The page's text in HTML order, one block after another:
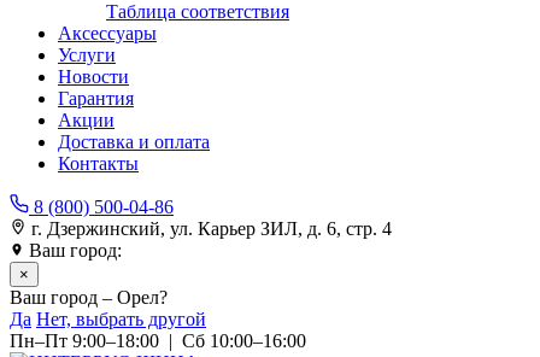
Таблица соответствия
Аксессуары
Услуги
Новости
Гарантия
Акции
Доставка и оплата
Контакты
8 (800) 500-04-86
г. Дзержинский, ул. Карьер ЗИЛ, д. 6, стр. 4
Ваш город:
×
Ваш город – Орел?
Да Нет, выбрать другой
Пн–Пт 9:00–18:00 | Сб 10:00–16:00